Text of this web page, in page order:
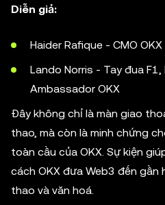
Diễn giả:
Haider Rafique - CMO OKX
Lando Norris - Tay đua
Ambassador OKX
Đây không chỉ là màn giao
thao, mà còn là minh chứng
toàn cầu của OKX. Sự kiện
cách OKX đưa Web3 đến gần
thao và văn hoá.